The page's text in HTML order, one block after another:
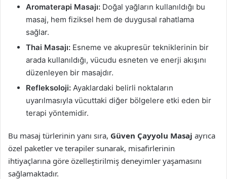
Aromaterapi Masajı: Doğal yağların kullanıldığı bu
masaj, hem fiziksel hem de duygusal rahatlama
sağlar.
Thai Masajı: Esneme ve akupresür tekniklerinin bir
arada kullanıldığı, vücudu esneten ve enerji akışını
düzenleyen bir masajdır.
Refleksoloji: Ayaklardaki belirli noktaların
uyarılmasıyla vücuttaki diğer bölgelere etki eden bir
terapi yöntemidir.
Bu masaj türlerinin yanı sıra, Güven Çayyolu Masaj ayrıca
özel paketler ve terapiler sunarak, misafirlerinin
ihtiyaçlarına göre özelleştirilmiş deneyimler yaşamasını
sağlamaktadır.